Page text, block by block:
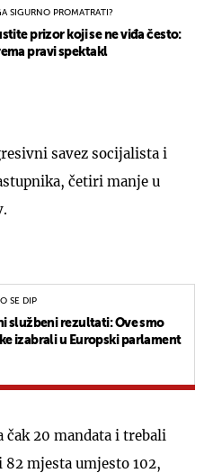
SIGURNO PROMATRATI?
prizor koji se ne viđa često:
pravi spektakl
savez socijalista i
četiri manje u
SE DIP
službeni rezultati: Ove smo
izabrali u Europski parlament
čak 20 mandata i trebali
82 mjesta umjesto 102,